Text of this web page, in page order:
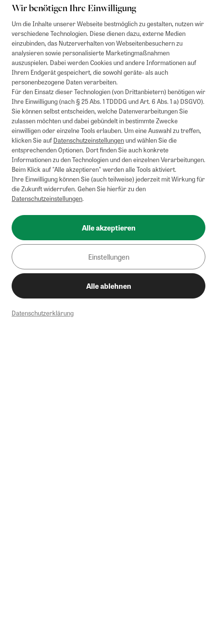
Wir benötigen Ihre Einwilligung
Um die Inhalte unserer Webseite bestmöglich zu gestalten, nutzen wir
verschiedene Technologien. Diese dienen dazu, externe Medien
einzubinden, das Nutzerverhalten von Webseitenbesuchern zu
analysieren sowie personalisierte Marketingmaßnahmen
auszuspielen. Dabei werden Cookies und andere Informationen auf
Ihrem Endgerät gespeichert, die sowohl geräte- als auch
personenbezogene Daten verarbeiten.
Für den Einsatz dieser Technologien (von Drittanbietern) benötigen wir
Ihre Einwilligung (nach § 25 Abs. 1 TDDDG und Art. 6 Abs. 1 a) DSGVO).
Sie können selbst entscheiden, welche Datenverarbeitungen Sie
zulassen möchten und dabei gebündelt in bestimmte Zwecke
einwilligen oder einzelne Tools erlauben. Um eine Auswahl zu treffen,
klicken Sie aufDatenschutzeinstellungenund wählen Sie die
entsprechenden Optionen. Dort finden Sie auch konkrete
Informationen zu den Technologien und den einzelnen Verarbeitungen.
Beim Klick auf "Alle akzeptieren" werden alle Tools aktiviert.
Ihre Einwilligung können Sie (auch teilweise) jederzeit mit Wirkung für
die Zukunft widerrufen. Gehen Sie hierfür zu den
Datenschutzeinstellungen.
Alle akzeptieren
Einstellungen
Alle ablehnen
Datenschutzerklärung